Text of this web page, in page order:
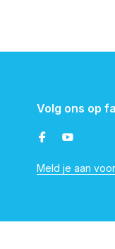
Volg ons op
Meld je aan